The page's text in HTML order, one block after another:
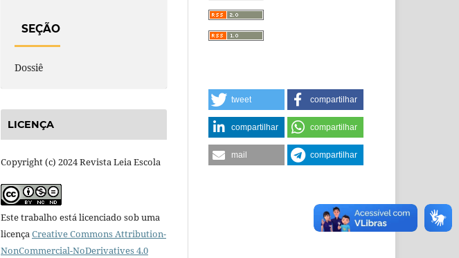
SEÇÃO
Dossiê
LICENÇA
Copyright (c) 2024 Revista Leia Escola
Este trabalho está licenciado sob uma
licençaCreative Commons Attribution-
NonCommercial-NoDerivatives 4.0
tweet compartilhar
compartilhar compartilhar
mail compartilhar